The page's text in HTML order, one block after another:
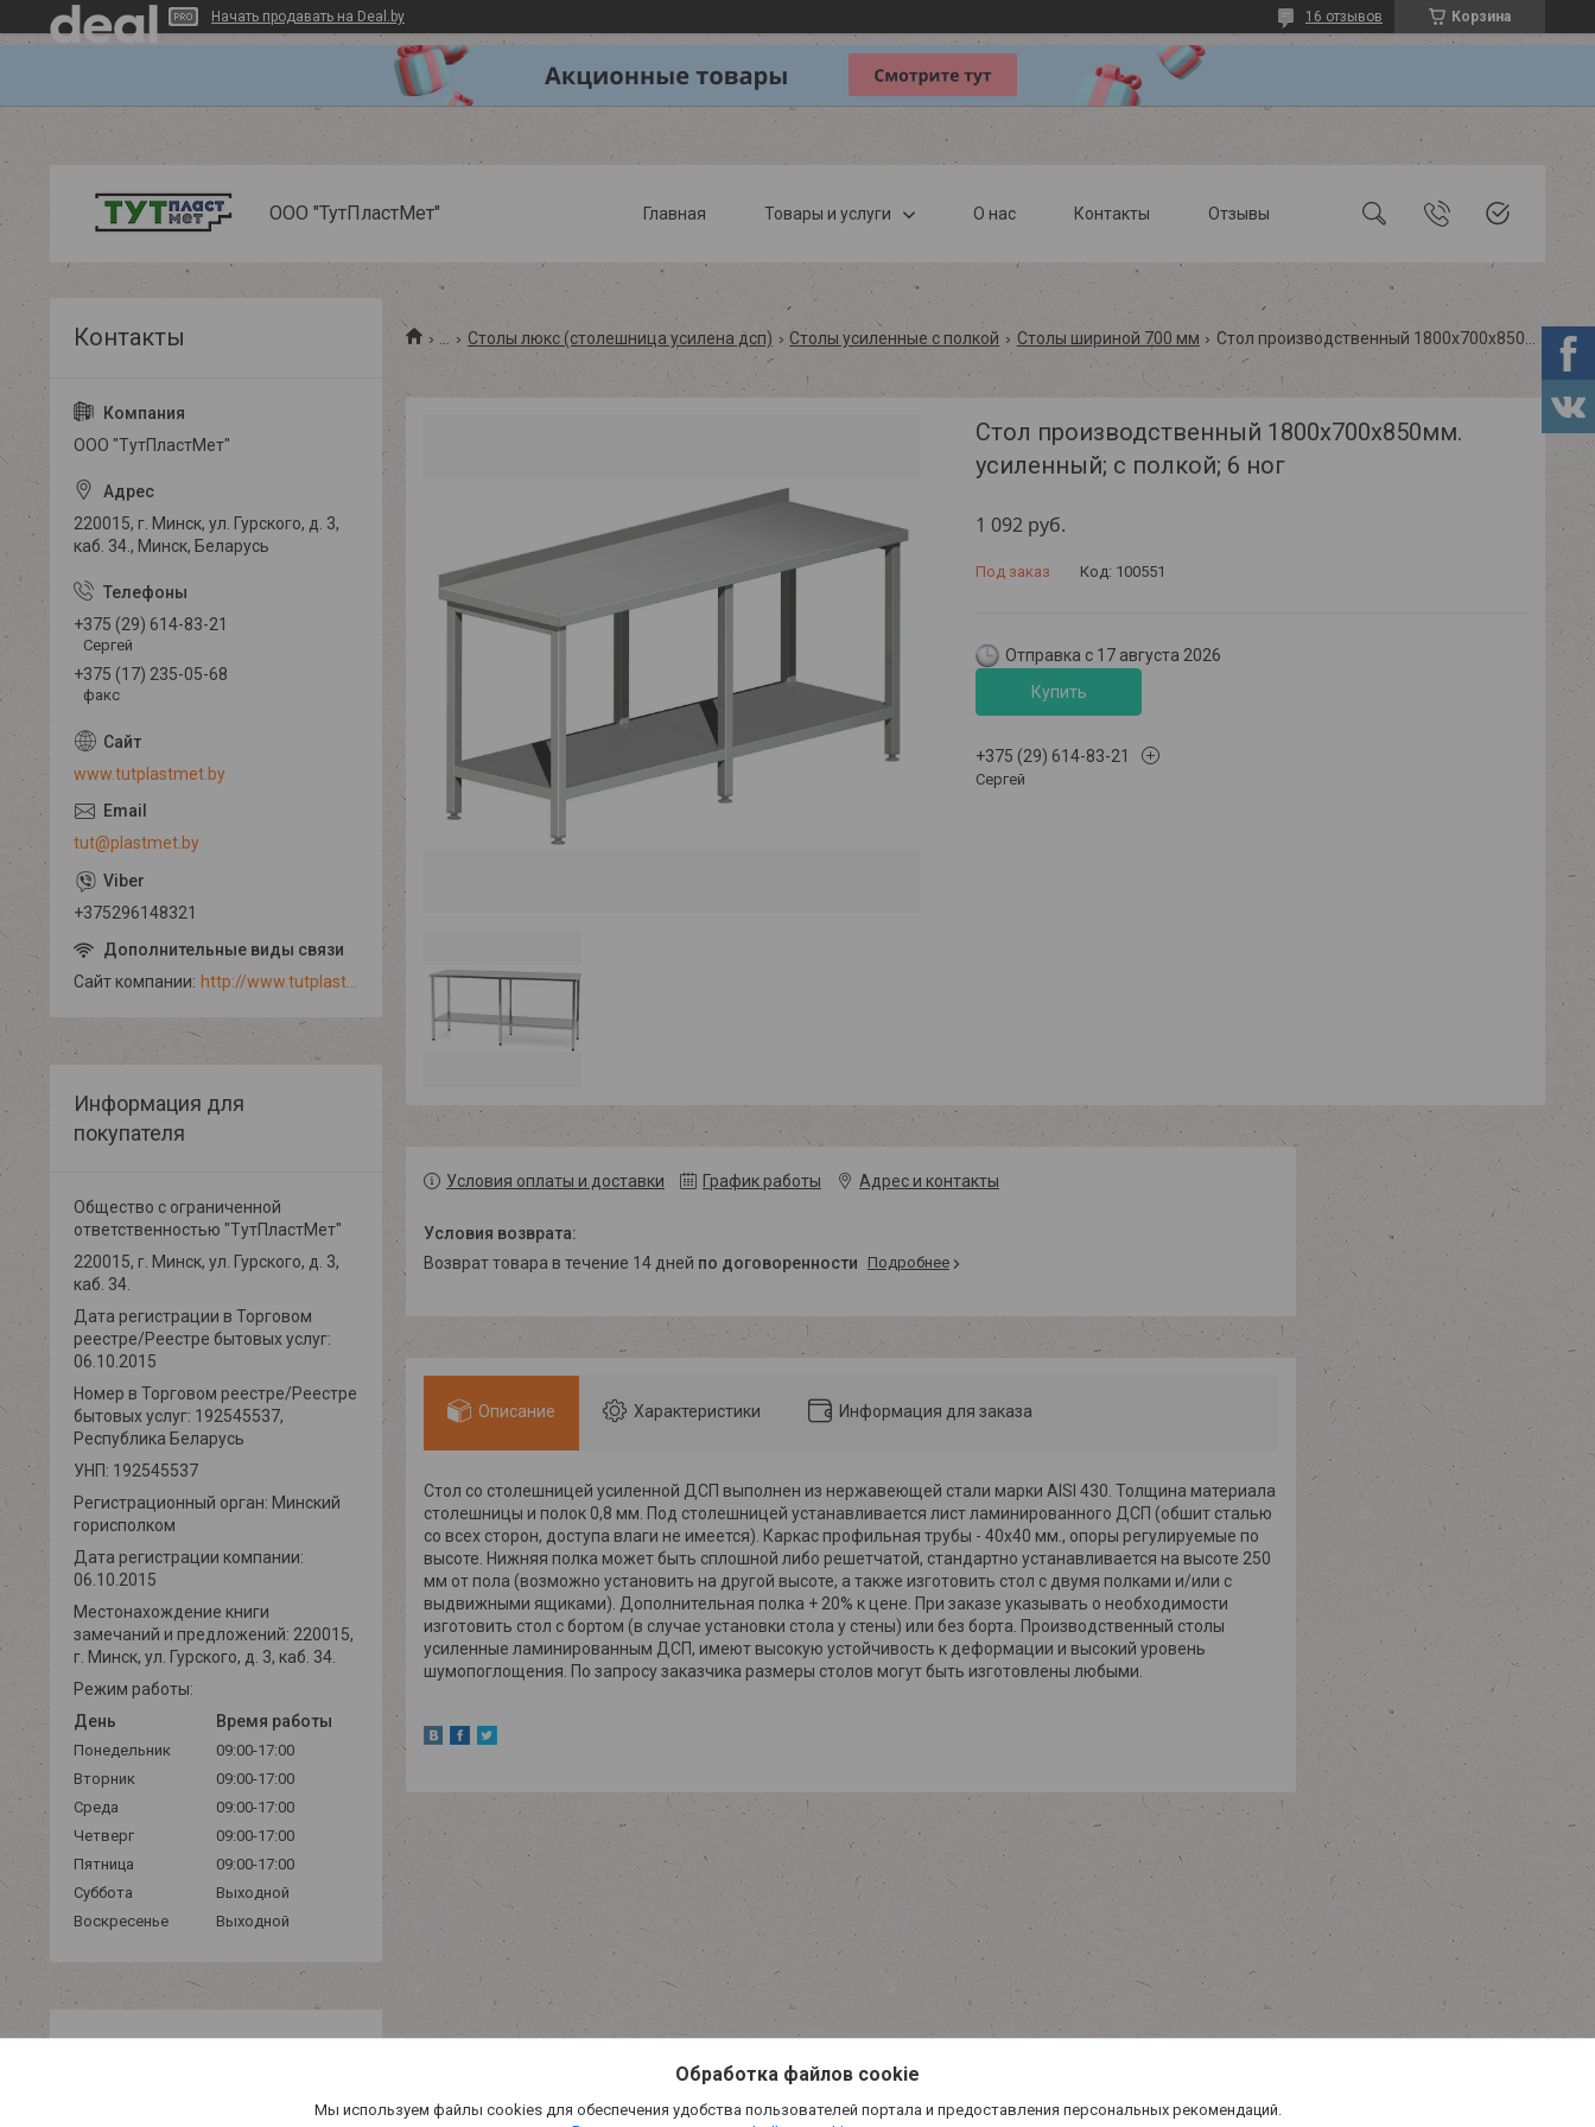
Начать продавать на Deal.by Корзина
16 отзывов
ООО "ТутПластМет" Главная Товары и услуги О нас Контакты Отзывы
Столы люкс (столешница усилена дсп) Столы усиленные с полкой Столы шириной 700 мм
Стол производственный 1800х700х850мм.
усиленный; с полкой; 6 ног
1 092 руб.
Под заказ Код: 100551
Отправка с 17 августа 2026
Купить
+375 (29) 614-83-21
Сергей
Условия оплаты и доставки График работы Адрес и контакты
возврат товара в течение 14 дней по договоренности Подробнее
Описание Характеристики Информация для заказа
Стол со столешницей усиленной ДСП выполнен из нержавеющей стали марки AISI 430. Толщина материала
столешницы и полок 0,8 мм. Под столешницей устанавливается лист ламинированного ДСП (обшит сталью
со всех сторон, доступа влаги не имеется). Каркас профильная трубы - 40х40 мм., опоры регулируемые по
высоте. Нижняя полка может быть сплошной либо решетчатой, стандартно устанавливается на высоте 250
мм от пола (возможно установить на другой высоте, а также изготовить стол с двумя полками и/или с
выдвижными ящиками). Дополнительная полка + 20% к цене. При заказе указывать о необходимости
изготовить стол с бортом (в случае установки стола у стены) или без борта. Производственный столы
усиленные ламинированным ДСП, имеют высокую устойчивость к деформации и высокий уровень
шумопоглощения. По запросу заказчика размеры столов могут быть изготовлены любыми.
ООО "ТутПластМет"
220015, г. Минск, ул. Гурского, д. 3,
каб. 34., Минск, Беларусь
+375 (29) 614-83-21
Сергей
+375 (17) 235-05-68
факс
www.tutplastmet.by
tut@plastmet.by
+375296148321
Сайт компании
Информация для
покупателя
Общество с ограниченной
ответственностью "ТутПластМет"
220015, г. Минск, ул. Гурского, д. 3,
каб. 34.
Дата регистрации в Торговом
реестре/Реестре бытовых услуг:
06.10.2015
Номер в Торговом реестре/Реестре
бытовых услуг: 192545537,
Республика Беларусь
УНП: 192545537
Регистрационный орган: Минский
горисполком
Дата регистрации компании:
06.10.2015
Местонахождение книги
замечаний и предложений: 220015,
г. Минск, ул. Гурского, д. 3, каб. 34.
Режим работы:
День
Время работы
Понедельник
09:00-17:00
Вторник
09:00-17:00
Среда
09:00-17:00
Четверг
09:00-17:00
Пятница
09:00-17:00
Суббота
Выходной
Воскресенье
Выходной
Обработка файлов cookie
Мы используем файлы cookies для обеспечения удобства пользователей портала и предоставления персональных рекомендаций.